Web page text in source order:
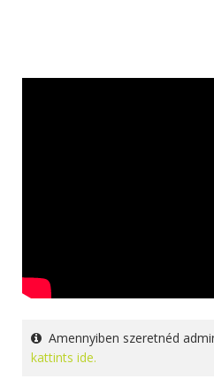
Amennyiben szeretnéd
kattints ide.